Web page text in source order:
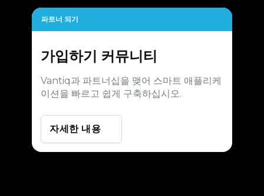
파트너 되기
가입하기 커뮤니티
Vantiq과 파트너십을 맺어 스마트 애플리케
이션을 빠르고 쉽게 구축하십시오.
자세한 내용